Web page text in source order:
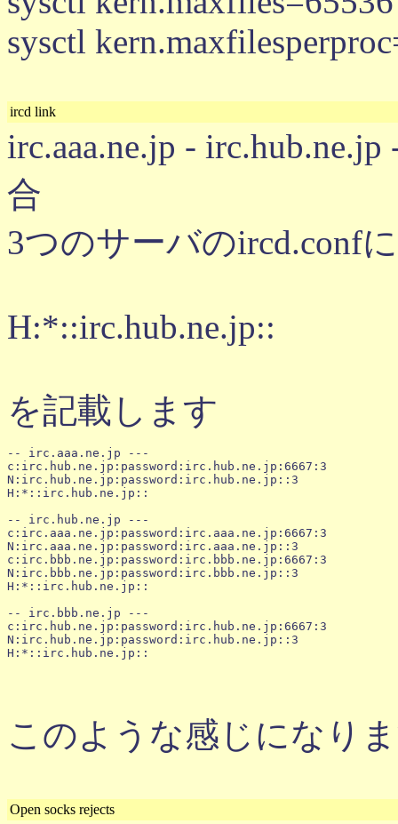
sysctl
ircd link
irc.aaa.ne.jp -
合
3つのサーバのircd.confに
H:*::irc.hub.ne.jp::
を記載します
-- irc.aaa.ne.jp ---
c:irc.hub.ne.jp:password:irc.hub.ne.jp:6667:3
N:irc.hub.ne.jp:password:irc.hub.ne.jp::3
H:*::irc.hub.ne.jp::
-- irc.hub.ne.jp ---
c:irc.aaa.ne.jp:password:irc.aaa.ne.jp:6667:3
N:irc.aaa.ne.jp:password:irc.aaa.ne.jp::3
c:irc.bbb.ne.jp:password:irc.bbb.ne.jp:6667:3
N:irc.bbb.ne.jp:password:irc.bbb.ne.jp::3
H:*::irc.hub.ne.jp::
-- irc.bbb.ne.jp ---
c:irc.hub.ne.jp:password:irc.hub.ne.jp:6667:3
N:irc.hub.ne.jp:password:irc.hub.ne.jp::3
このような感じになり
Open socks rejects